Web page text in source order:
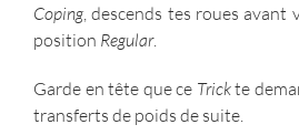
Coping, descends tes roues avant
position Regular.
Garde en tête que ce Trickte
transferts de poids de suite.